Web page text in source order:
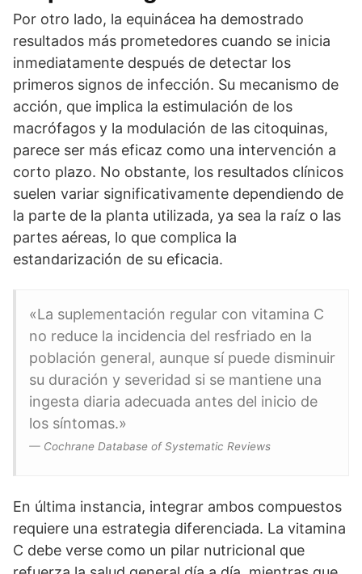
Por otro lado, la equinácea ha demostrado
resultados más prometedores cuando se inicia
inmediatamente después de detectar los
primeros signos de infección. Su mecanismo de
acción, que implica la estimulación de los
macrófagos y la modulación de las citoquinas,
parece ser más eficaz como una intervención a
corto plazo. No obstante, los resultados clínicos
suelen variar significativamente dependiendo de
la parte de la planta utilizada, ya sea la raíz o las
partes aéreas, lo que complica la
estandarización de su eficacia.
«La suplementación regular con vitamina C
no reduce la incidencia del resfriado en la
población general, aunque sí puede disminuir
su duración y severidad si se mantiene una
ingesta diaria adecuada antes del inicio de
los síntomas.»
— Cochrane Database of Systematic Reviews
En última instancia, integrar ambos compuestos
requiere una estrategia diferenciada. La vitamina
C debe verse como un pilar nutricional que